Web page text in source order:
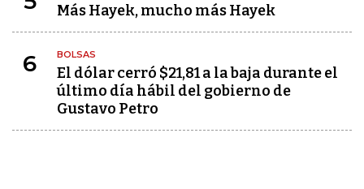
Más Hayek, mucho más Hayek
6 BOLSAS
El dólar cerró $21,81 a la baja durante el
último día hábil del gobierno de
Gustavo Petro